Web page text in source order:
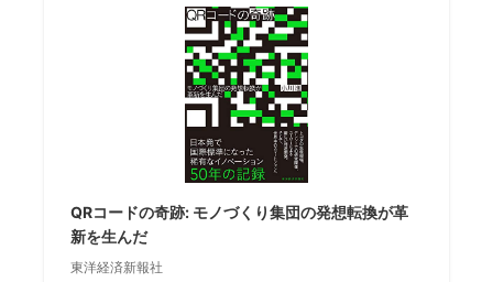
QRコードの奇跡: モノづくり集団の発想転換が革
新を生んだ
東洋経済新報社